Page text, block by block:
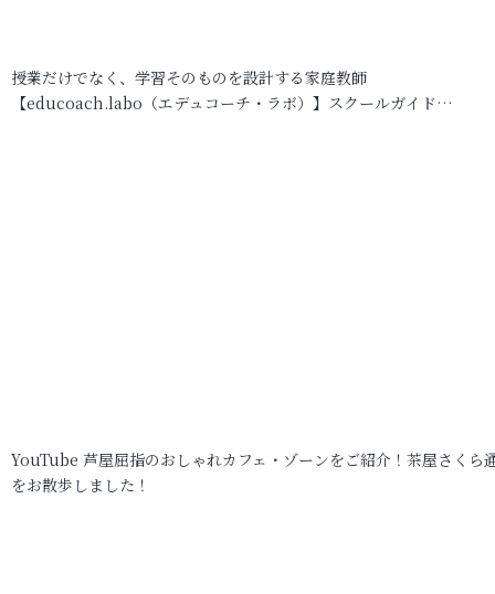
授業だけでなく、学習そのものを設計する家庭教師
【educoach.labo（エデュコーチ・ラボ）】スクールガイド…
YouTube 芦屋屈指のおしゃれカフェ・ゾーンをご紹介！茶屋さくら
をお散歩しました！